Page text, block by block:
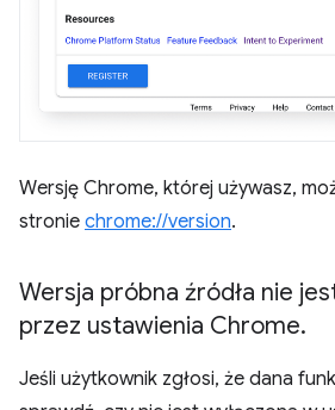
Wersję Chrome, której używasz,
stronie chrome://version.
Wersja próbna źródła nie
przez ustawienia Chrome.
Jeśli użytkownik zgłosi, że dana